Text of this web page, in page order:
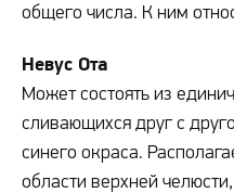
общего числа. К ним
Невус Ота
Может состоять из
сливающихся друг с
синего окраса.
области верхней